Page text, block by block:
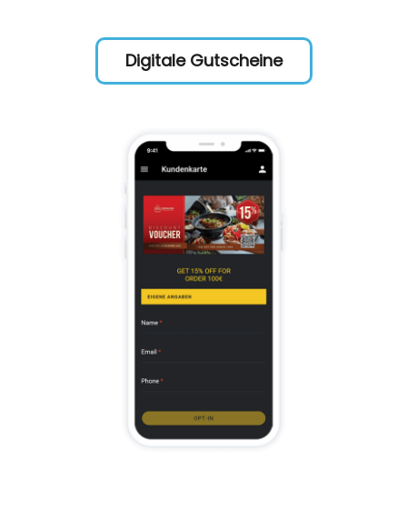
Digitale Gutscheine